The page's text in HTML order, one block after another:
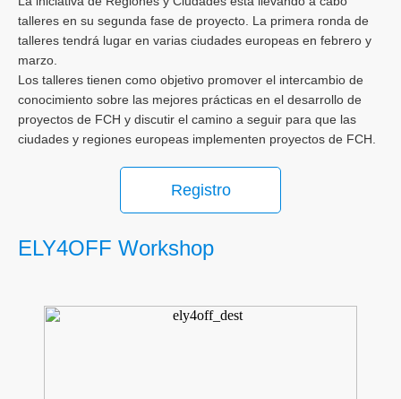
talleres en su segunda fase de proyecto. La primera ronda de
talleres tendrá lugar en varias ciudades europeas en febrero y
marzo.
Los talleres tienen como objetivo promover el intercambio de
conocimiento sobre las mejores prácticas en el desarrollo de
proyectos de FCH y discutir el camino a seguir para que las
ciudades y regiones europeas implementen proyectos de FCH.
Registro
ELY4OFF Workshop